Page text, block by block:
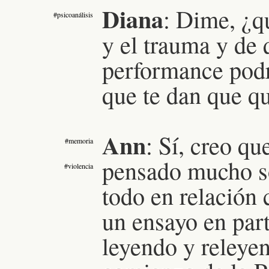
Diana:
#psicoanálisis Dime,
y el trauma y de
performance
que te dan que
Ann:
#memoria
#violencia
Sí, creo
pensado mucho
todo en relación
un ensayo en
leyendo y